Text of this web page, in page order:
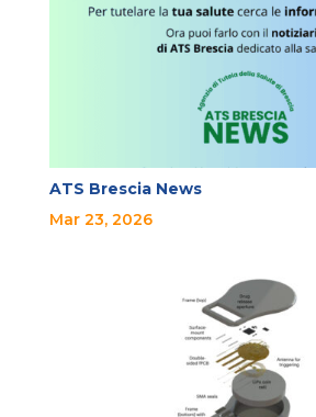
ATS Brescia News
Mar 23, 2026